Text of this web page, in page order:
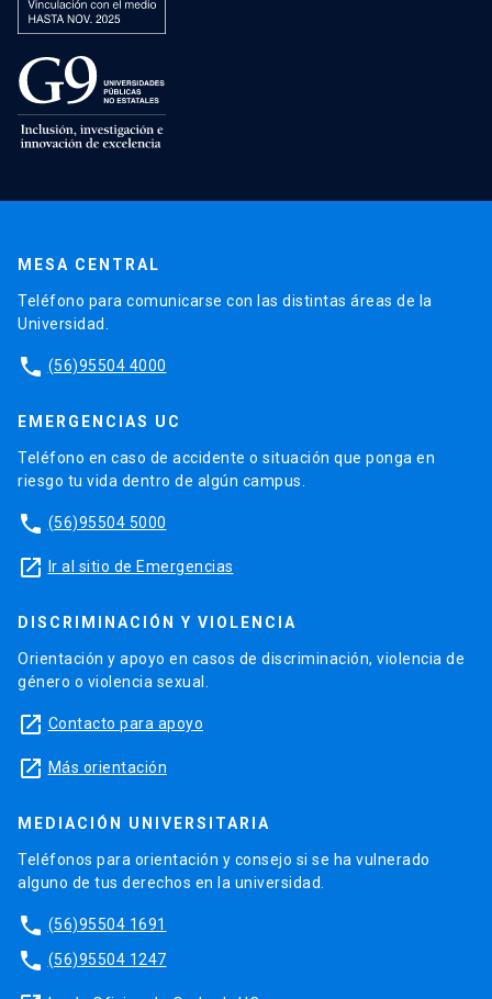
MESA CENTRAL
Teléfono para comunicarse con las distintas áreas de la
Universidad.
phone (56)95504 4000
EMERGENCIAS UC
Teléfono en caso de accidente o situación que ponga en
riesgo tu vida dentro de algún campus.
phone (56)95504 5000
launch Ir al sitio de Emergencias
DISCRIMINACIÓN Y VIOLENCIA
Orientación y apoyo en casos de discriminación, violencia de
género o violencia sexual.
launch Contacto para apoyo
launch Más orientación
MEDIACIÓN UNIVERSITARIA
Teléfonos para orientación y consejo si se ha vulnerado
alguno de tus derechos en la universidad.
phone (56)95504 1691
phone (56)95504 1247